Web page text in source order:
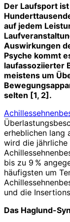
Der Laufsport
auf jedem
Auswirkungen
Psyche kommt
laufassoziierter
meistens um
selten [1, 2].
erheblichen lang
wird die jährliche
bis zu 9 %
häufigsten um
und die
Das Haglund-